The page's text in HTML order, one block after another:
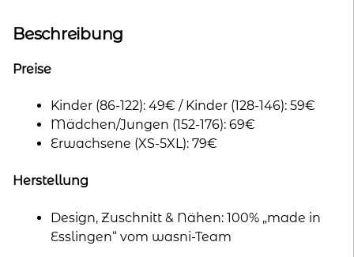
Beschreibung
Preise
Kinder (86-122): 49€ / Kinder (128-146): 59€
Mädchen/Jungen (152-176): 69€
Erwachsene (XS-5XL): 79€
Herstellung
Design, Zuschnitt & Nähen: 100% „made in
Esslingen“ vom wasni-Team